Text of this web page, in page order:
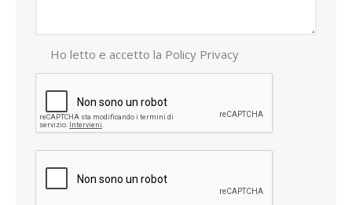
Ho letto e accetto la Policy Privacy